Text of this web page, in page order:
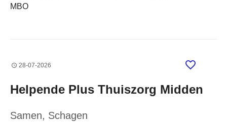
MBO
28-07-2026
Helpende Plus Thuiszorg Midden
Samen, Schagen